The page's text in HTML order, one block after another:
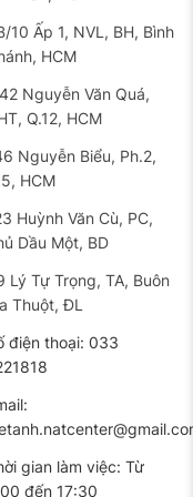
chính hãng
đến với nhà
không am hiểu
viên tư vấn
sẻ về cách sử
toàn cho mỗi
mang đến cho
vời.
mua lốp ô tô
vụ tại NAT,
định sẽ lựa
tính trong việc
mình rất hài
Mình sẽ giới
nghiệm
Lốp xe của
quyết định
10 Ấp 1, NVL, BH, Bình
HCM
Nguyễn Văn Quá,
Q.12, HCM
Nguyễn Biểu, Ph.2,
HCM
Huỳnh Văn Cù, PC,
Dầu Một, BD
Lý Tự Trọng, TA, Buôn
Thuột, ĐL
điện thoại: 033
gian làm việc: Từ
đến 17:30